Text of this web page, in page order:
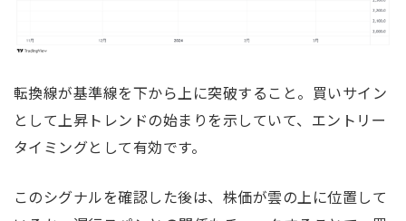
転換線が基準線を下から上に突破すること。買いサイン
として上昇トレンドの始まりを示していて、エントリー
タイミングとして有効です。
このシグナルを確認した後は、株価が雲の上に位置して